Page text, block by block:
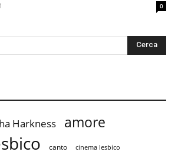
0
Harkness amore
canto cinema lesbico